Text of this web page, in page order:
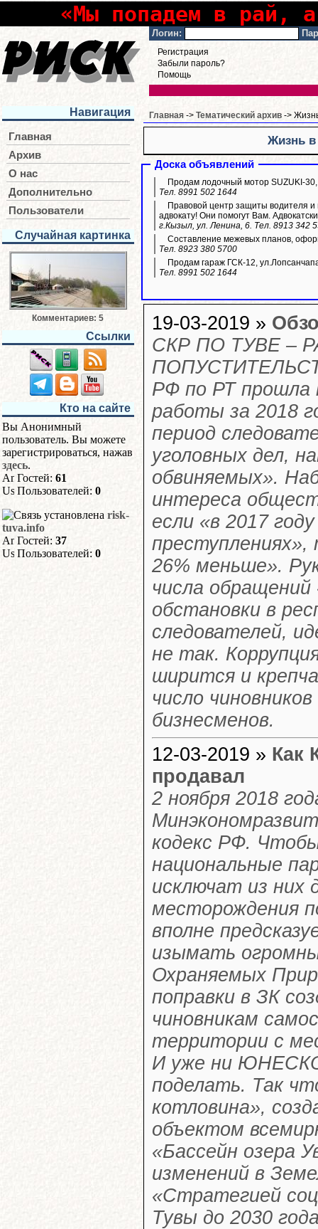
«Мы попадем в рай,
Логин:
Регистрация
Забыли пароль?
Помощь
Навигация
Главная
Архив
О нас
Дополнительно
Пользователи
Случайная картинка
Комментариев: 5
Ссылки
Кто на сайте
Вы Анонимный
пользователь. Вы можете
зарегистрироваться, нажав
здесь.
Гостей: 61
Пользователей: 0
risk-
tuva.info
Гостей: 37
Пользователей: 0
Главная -> Тематический архив ->
Жизнь в
Доска объявлений
Продам лодочный мотор SUZUKI-
Тел. 8991 502 1644
Правовой центр защиты водителя
адвокату! Они помогут Вам.
г.Кызыл, ул. Ленина, 6. Тел. 8913 342
Составление межевых планов,
Тел. 8923 380 5700
Продам гараж ГСК-12,
Тел. 8991 502 1644
19-03-2019 »
СКР ПО ТУВЕ –
РФ по РТ прошла
работы за 2018
период
уголовных дел,
обвиняемых».
интереса
если «в 2017
преступлениях»,
26% меньше».
числа обращений
обстановки в
следователей,
не так.
ширится и
число
бизнесменов.
12-03-2019 » Как
продавал
2 ноября 2018
кодекс РФ.
национальные
исключат из них
месторождения
вполне
изымать
Охраняемых
поправки в ЗК
чиновникам
территории с
И уже ни
поделать. Так
котловина»,
объектом
«Бассейн озера
изменений в
«Стратегией
Тувы до 2030